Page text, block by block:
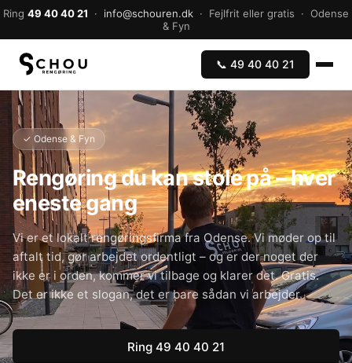
Ring 49 40 40 21 · info@schouren.dk · Fejlfrit eller gratis · Odense
& Fyn
📞 49 40 40 21
✓ Odense & Fyn
Rengøring du kan stole på – hver
eneste gang
Vi er et lokalt rengøringsfirma fra Odense. Vi møder op til
aftalt tid, gør arbejdet ordentligt – og er der noget der
ikke er i orden, kommer vi tilbage og klarer det. Gratis.
Det er ikke et slogan, det er bare sådan vi arbejder.
Ring 49 40 40 21